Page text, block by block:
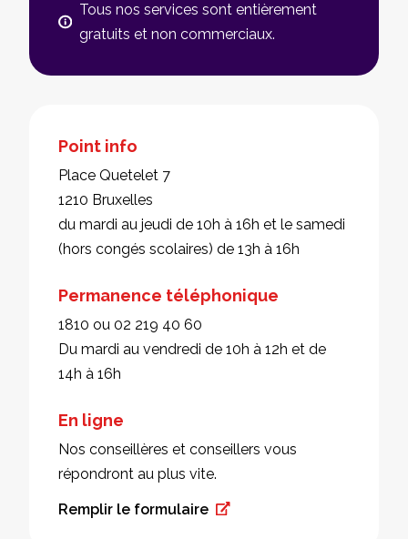
Tous nos services sont entièrement
gratuits et non commerciaux.
Point info
Place Quetelet 7
1210 Bruxelles
du mardi au jeudi de 10h à 16h et le samedi
(hors congés scolaires) de 13h à 16h
Permanence téléphonique
1810 ou 02 219 40 60
Du mardi au vendredi de 10h à 12h et de
14h à 16h
En ligne
Nos conseillères et conseillers vous
répondront au plus vite.
Remplir le formulaire